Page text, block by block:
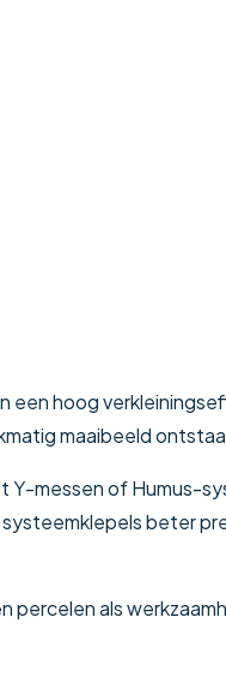
een hoog
maaibeeld
Y-messen of Humus-
beter
percelen als